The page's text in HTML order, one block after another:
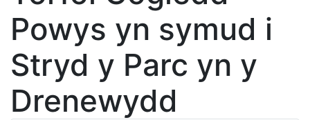
Powys yn symud i
Stryd y Parc yn y
Drenewydd